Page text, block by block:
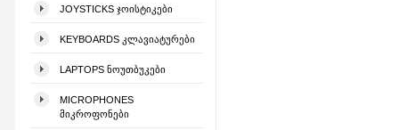
JOYSTICKS ᲯᲝᲘᲡᲢᲘᲙᲔᲑᲘ
KEYBOARDS ᲙᲚᲐᲕᲘᲐᲢᲣᲠᲔᲑᲘ
LAPTOPS ᲜᲝᲣᲗᲑᲣᲙᲔᲑᲘ
MICROPHONES
ᲛᲘᲙᲠᲝᲤᲝᲜᲔᲑᲘ